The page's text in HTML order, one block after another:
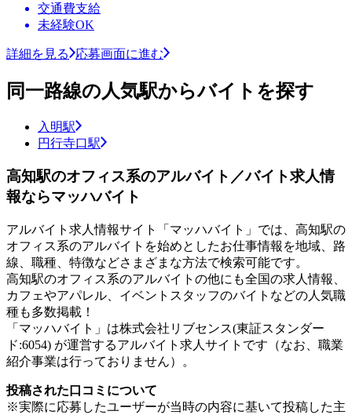
交通費支給
未経験OK
詳細を見る 応募画面に進む
同一路線の人気駅からバイトを探す
入明駅
円行寺口駅
高知駅のオフィス系のアルバイト／バイト求人情
報ならマッハバイト
アルバイト求人情報サイト「マッハバイト」では、高知駅の
オフィス系のアルバイトを始めとしたお仕事情報を地域、路
線、職種、特徴などさまざまな方法で検索可能です。
高知駅のオフィス系のアルバイトの他にも全国の求人情報、
カフェやアパレル、イベントスタッフのバイトなどの人気職
種も多数掲載！
「マッハバイト」は株式会社リブセンス(東証スタンダー
ド:6054) が運営するアルバイト求人サイトです（なお、職業
紹介事業は行っておりません）。
投稿された口コミについて
※実際に応募したユーザーが当時の内容に基いて投稿した主